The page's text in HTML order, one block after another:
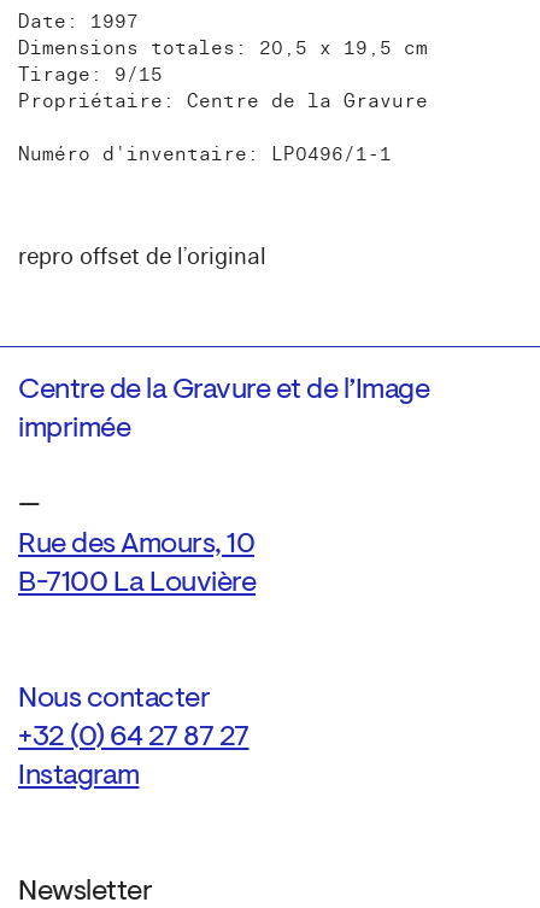
Date: 1997
Dimensions totales: 20,5 x 19,5 cm
Tirage: 9/15
Propriétaire: Centre de la Gravure
Numéro d'inventaire: LP0496/1-1
repro offset de l’original
Centre de la Gravure et de l’Image
imprimée
—
Rue des Amours, 10
B-7100 La Louvière
Nous contacter
+32 (0) 64 27 87 27
Instagram
Newsletter